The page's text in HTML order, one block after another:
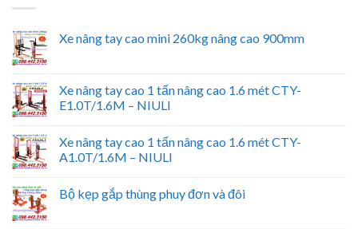
Xe nâng tay cao mini 260kg nâng cao 900mm
Xe nâng tay cao 1 tấn nâng cao 1.6 mét CTY-
E1.0T/1.6M – NIULI
Xe nâng tay cao 1 tấn nâng cao 1.6 mét CTY-
A1.0T/1.6M – NIULI
Bộ kẹp gắp thùng phuy đơn và đôi